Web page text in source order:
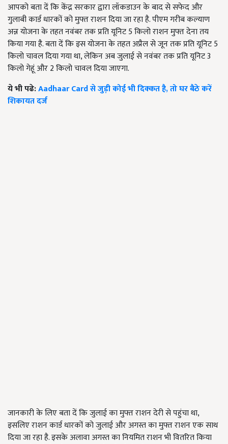
आपको बता दें कि केंद्र सरकार द्वारा लॉकडाउन के बाद से सफेद और
गुलाबी कार्ड धारकों को मुफ्त राशन दिया जा रहा है. पीएम गरीब कल्याण
अन्न योजना के तहत नवंबर तक प्रति यूनिट 5 किलो राशन मुफ्त देना तय
किया गया है. बता दें कि इस योजना के तहत अप्रैल से जून तक प्रति यूनिट 5
किलो चावल दिया गया था, लेकिन अब जुलाई से नवंबर तक प्रति यूनिट 3
किलो गेहूं और 2 किलो चावल दिया जाएगा.
ये भी पढे:Aadhaar Card से जुड़ी कोई भी दिक्कत है, तो घर बैठे करें
शिकायत दर्ज
जानकारी के लिए बता दें कि जुलाई का मुफ्त राशन देरी से पहुंचा था,
इसलिए राशन कार्ड धारकों को जुलाई और अगस्त का मुफ्त राशन एक साथ
दिया जा रहा है. इसके अलावा अगस्त का नियमित राशन भी वितरित किया